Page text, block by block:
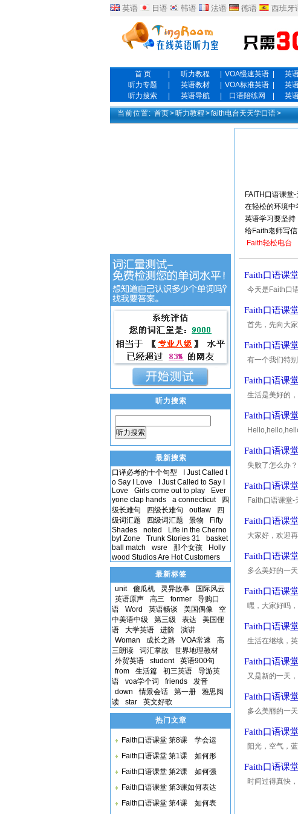
英语 日语 韩语 法语 德语 西班牙
首 页 听力教程 VOA慢速英语 英
听力专题
英语教材 VOA标准英语 英
听力搜索
英语导航 口语陪练网 英
当前位置: 首页>听力教程 >faith电台天天学口语>
FAITH口语课堂
在轻松的环境中
英语学习要坚持
给Faith老师写信
Faith轻松电台
Faith口语课
今天是Faith口
Faith口语课
首先，先向大
Faith口语课
有一个我们特
Faith口语课
生活是美好的
Faith口语课
Faith口语课
失败了怎么办
Faith口语课
Faith口语课堂
Faith口语课
大家好，欢迎
Faith口语课
多么美好的一
Faith口语课
嘿，大家好吗
Faith口语课
生活在继续，
Faith口语课
又是新的一天
Faith口语课
多么美丽的一
Faith口语课
阳光，空气，
Faith口语课
时间过得真快
听力搜索
听力搜索
最新搜索
口译必考的十个句型
I Just Called t
o Say I Love
I Just Called to Say I
Love
Girls come out to play
Ever
yone clap hands
a connecticut
四
级长难句
四级长难句 outlaw
四
级词汇题
四级词汇题 景物
Fifty
Shades
noted
Life in the Cherno
byl Zone
Trunk Stories 31
basket
ball match
wsre 那个女孩
Holly
wood Studios Are Hot Customers
最新标签
unit
傻瓜机 灵异故事
国际风云
英语原声
高三 former
导购口
语
Word 英语畅谈 美国偶像
空
中美语中级
第三级 表达
美国俚
语
大学英语 进阶
演讲
Woman
成长之路 VOA常速
高
三朗读
词汇掌故
世界地理教材
外贸英语
student
英语900句
from
生活篇 初三英语
导游英
语
voa学个词 friends
发音
down
情景会话 第一册
雅思阅
读
star 英文好歌
热门文章
Faith口语课堂 第8课 学会运
Faith口语课堂 第1课 如何形
Faith口语课堂 第2课 如何强
Faith口语课堂 第3课如何表达
Faith口语课堂 第4课 如何表